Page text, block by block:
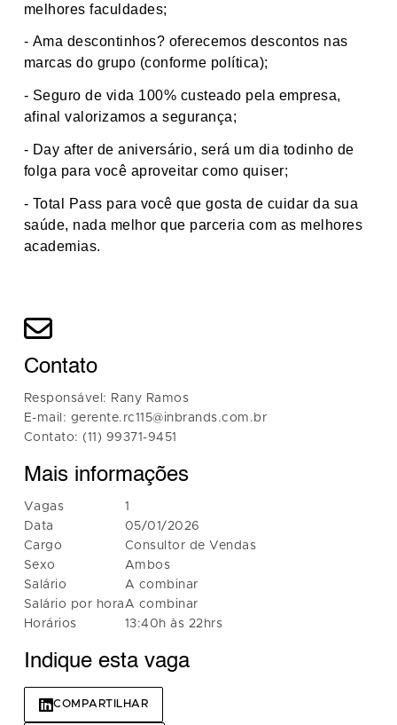
Contato
Responsável: Rany Ramos
E-mail: gerente.rc115@inbrands.com.br
Contato: (11) 99371-9451
Mais informações
Vagas
Data
Cargo
Sexo
Salário
Salário por hora
Horários
1
05/01/2026
Consultor de Vendas
Ambos
A combinar
A combinar
13:40h às 22hrs
Indique esta vaga
COMPARTILHAR
melhores faculdades;
- Ama descontinhos? oferecemos descontos nas
marcas do grupo (conforme política);
- Seguro de vida 100% custeado pela empresa,
afinal valorizamos a segurança;
- Day after de aniversário, será um dia todinho de
folga para você aproveitar como quiser;
- Total Pass para você que gosta de cuidar da sua
saúde, nada melhor que parceria com as melhores
academias.